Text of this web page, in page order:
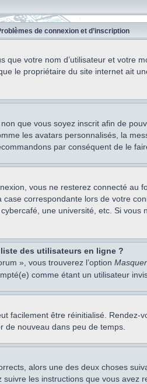
de connexion et d’inscription
votre nom d’utilisateur et votre
le propriétaire du site internet ait
que vous soyez inscrit afin de
les avatars personnalisés, la
par conséquent de le
vous ne resterez connecté au
correspondante lors de votre
une université, etc. Si vous
des utilisateurs en ligne ?
», vous trouverez l’option
comme étant un utilisateur
facilement être réinitialisé. Rendez-
de nouveau dans peu de temps.
alors une des deux choses
les instructions que vous